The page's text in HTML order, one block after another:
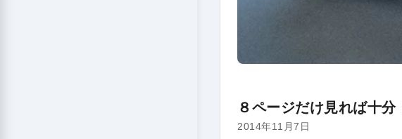
８ページだけ見れば十
2014年11月7日